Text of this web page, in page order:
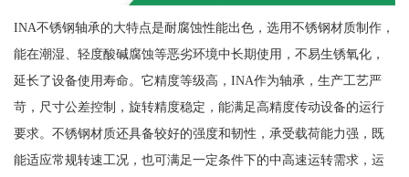
INA不锈钢轴承的大特点是耐腐蚀性能出色，选用不锈钢材质制作，
能在潮湿、轻度酸碱腐蚀等恶劣环境中长期使用，不易生锈氧化，
延长了设备使用寿命。它精度等级高，INA作为轴承，生产工艺严
苛，尺寸公差控制，旋转精度稳定，能满足高精度传动设备的运行
要求。不锈钢材质还具备较好的强度和韧性，承受载荷能力强，既
能适应常规转速工况，也可满足一定条件下的中高速运转需求，运